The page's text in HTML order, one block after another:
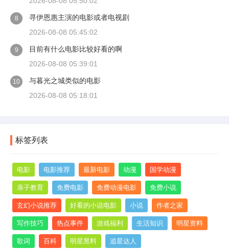
8
寻伊恩惠主演的电影或者电视剧
2026-08-08 05:45:02
9
目前有什么电影比较好看的啊
2026-08-08 05:39:01
10
与暮光之城类似的电影
2026-08-08 05:18:01
标签列表
电影 电影推荐 最新电影 动漫 国学动漫
亲子教育 免费电影 免费动漫电影 免费小说
玄幻小说推荐 好看的小说电影 小说 作者之家
写作技巧 热点事件 游戏福利 生活知识 明星资料
歌词 百科 明星黑料 追星达人